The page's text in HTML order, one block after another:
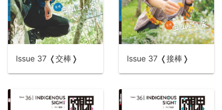
Issue 37 ❬交棒❭ Issue 37 ❬接棒❭